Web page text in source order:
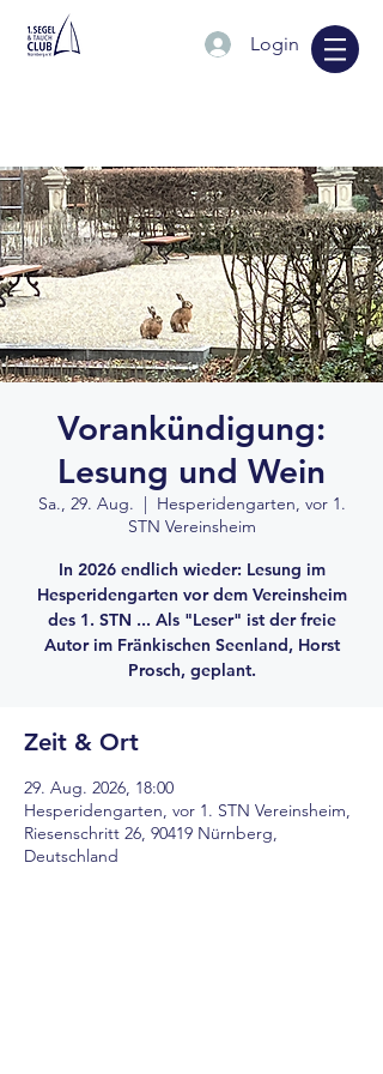
Login
Vorankündigung:
Lesung und Wein
Sa., 29. Aug.
  |
Hesperidengarten, vor 1.
STN Vereinsheim
In 2026 endlich wieder: Lesung im
Hesperidengarten vor dem Vereinsheim
des 1. STN ... Als "Leser" ist der freie
Autor im Fränkischen Seenland, Horst
Prosch, geplant.
Zeit & Ort
29. Aug. 2026, 18:00
Hesperidengarten, vor 1. STN Vereinsheim,
Riesenschritt 26, 90419 Nürnberg,
Deutschland